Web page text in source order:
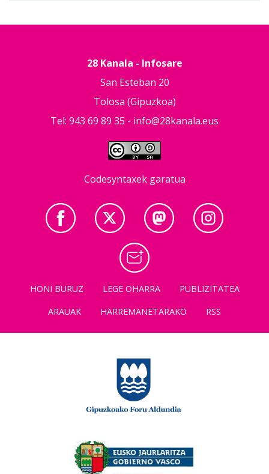
28 Kanala - Infosare
San Esteban 20
Tolosa (Gipuzkoa)
Tel: 943 69 89 35 - info@28kanala.eus
Codesyntaxek garatua
HONI BURUZ LEGE OHARRA
PUBLIZITATEA
ARAUAK
HARREMANETARAKO RSS